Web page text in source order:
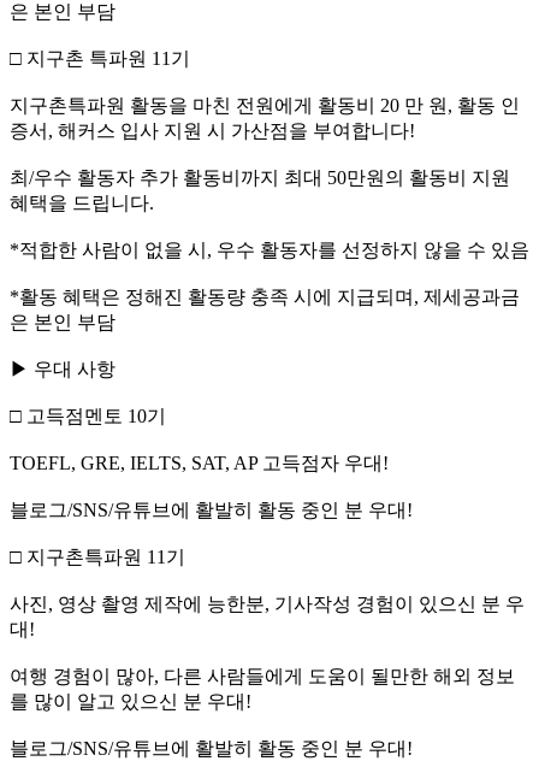
은 본인 부담
□ 지구촌 특파원 11기
지구촌특파원 활동을 마친 전원에게 활동비 20 만 원, 활동 인
증서, 해커스 입사 지원 시 가산점을 부여합니다!
최/우수 활동자 추가 활동비까지 최대 50만원의 활동비 지원
혜택을 드립니다.
*적합한 사람이 없을 시, 우수 활동자를 선정하지 않을 수 있음
*활동 혜택은 정해진 활동량 충족 시에 지급되며, 제세공과금
은 본인 부담
▶ 우대 사항
□ 고득점멘토 10기
TOEFL, GRE, IELTS, SAT, AP 고득점자 우대!
블로그/SNS/유튜브에 활발히 활동 중인 분 우대!
□ 지구촌특파원 11기
사진, 영상 촬영 제작에 능한분, 기사작성 경험이 있으신 분 우
대!
여행 경험이 많아, 다른 사람들에게 도움이 될만한 해외 정보
를 많이 알고 있으신 분 우대!
블로그/SNS/유튜브에 활발히 활동 중인 분 우대!